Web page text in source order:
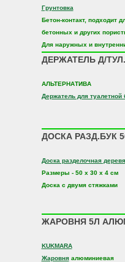
Грунтовка
Бетон-контакт, подходит
бетонных и других
Для наружных и
ДЕРЖАТЕЛЬ Д/
АЛЬТЕРНАТИВА
Держатель для туалетной
ДОСКА РАЗД.БУК
Доска разделочная
Размеры - 50 х 30 х 4 см
Доска с двумя стяжками
ЖАРОВНЯ 5Л
KUKMARA
Жаровняалюминиевая